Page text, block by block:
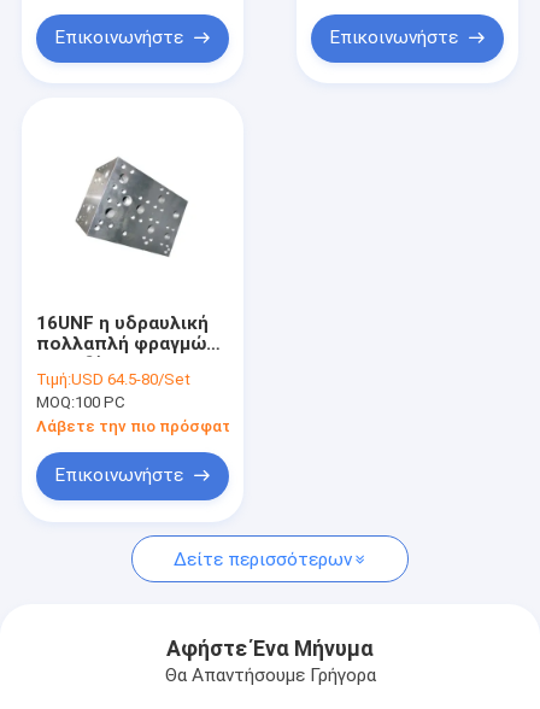
Επικοινωνήστε Επικοινωνήστε
16UNF η υδραυλική
πολλαπλή φραγμών
τμήματα ακρίβειας
Τιμή:USD 64.5-80/Set
MOQ:100 PC
Λάβετε την πιο πρόσφατη τιμή
Επικοινωνήστε
Δείτε περισσότερων
Αφήστε Ένα Μήνυμα
Θα Απαντήσουμε Γρήγορα